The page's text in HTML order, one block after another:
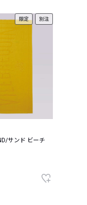
限定 別注
サンド ビーチ